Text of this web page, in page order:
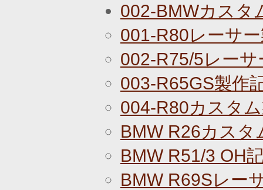
002-BMWカスタ
001-R80レーサ
002-R75/5レーサ
003-R65GS製作
004-R80カスタ
BMW R26カスタ
BMW R51/3 OH
BMW R69Sレー